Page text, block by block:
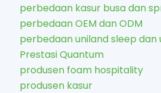
perbedaan kasur busa dan
perbedaan OEM dan ODM
perbedaan uniland sleep dan
Prestasi Quantum
produsen foam hospitality
produsen kasur